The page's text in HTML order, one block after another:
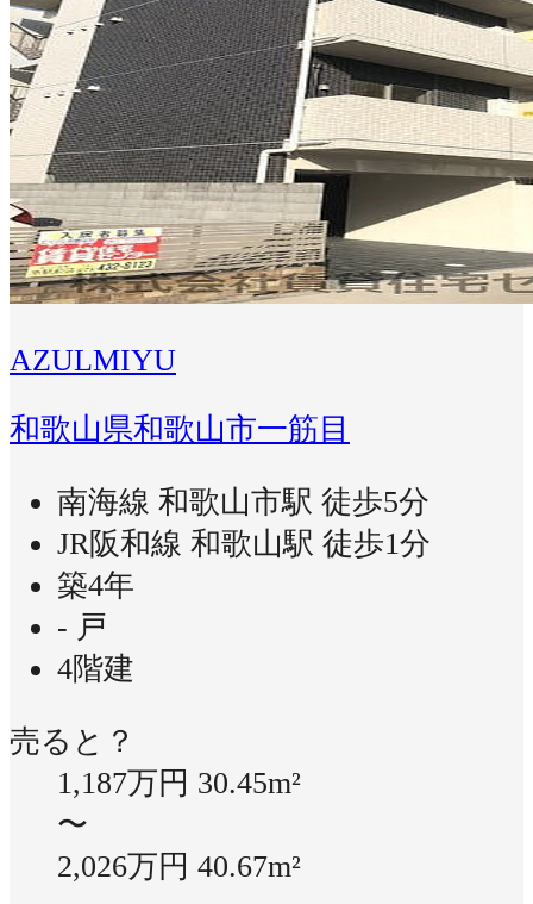
AZULMIYU
和歌山県和歌山市一筋目
南海線 和歌山市駅 徒歩5分
JR阪和線 和歌山駅 徒歩1分
築4年
- 戸
4階建
売ると？
1,187万円 30.45m²
〜
2,026万円 40.67m²